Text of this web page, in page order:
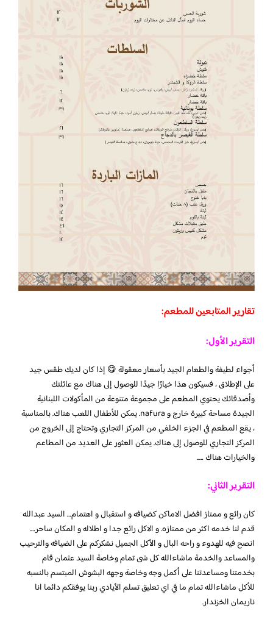
تقارير المتابعين للمطعم:
التقرير الأول:
أجواء لطيفة والطعام الجيد بأسعار معقولة 😋 إذا كان لديك طقس جيد
على الإطلاق ، فسيكون هذا خيارًا جيدًا للوصول إلى هناك مع عائلتك
وأصدقائك يحتوي المطعم على مجموعة متنوعة من المأكولات اللبنانية
الجيدة مساحة كبيرة خارج و nafura. يمكن للأطفال اللعب هناك. بالمناسبة
، يقع المطعم في الجزء الخلفي من المركز التجاري وتحتاج إلى الخروج من
المركز التجاري للوصول إلى هناك. يمكن العثور على العديد من المطاعم
والخيارات هناك …..
التقرير الثاني:
كان رائع و ممتاز افضل الاماكن كضيافه و استقبال و اهتمام… السيد عبدالله
قدم لنا خدمه اكثر من ممتازه. و الاكل رائع جدا و اطلاله و المكان ساحر….
انصح فيه للهدوء و راحه البال و الأكل الجميل نشكركم على الضيافه والترحيب
والمساعد والخدمة ماشاءالله كل شى تمام وخاصة السيد عثمان قام
بخدمتنا ومساعدتنا على أكمل وجه وخاصة وجهه البشوش المبتسم بالنسبه
للأكل ماشاءالله تمام ما في اي تعليق تسلم الأيادي ربنا يوفقكم دائما انا
ناريمان الخزندار.